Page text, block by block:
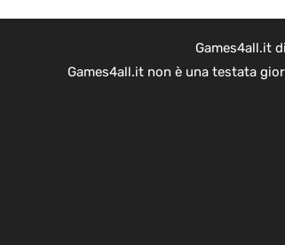
Games4all.it
Games4all.it non è una testata